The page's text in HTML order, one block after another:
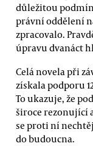
důležitou
právní oddělení
zpracovalo.
úpravu dvanáct
Celá novela při
získala podporu
To ukazuje, že
široce rezonující
se proti ní
do budoucna.